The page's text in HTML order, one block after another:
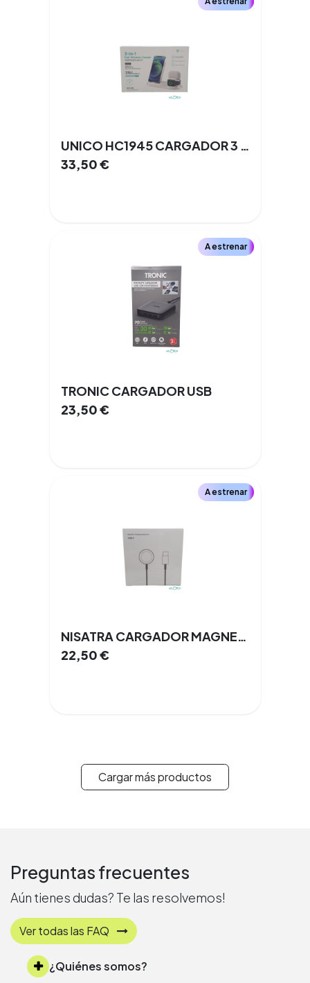
UNICO HC1945 CARGADOR 3 EN 1 INALAMBRICO
33,50€
A estrenar
TRONIC CARGADOR USB
23,50€
A estrenar
NISATRA CARGADOR MAGNETICO USB-C
22,50€
Cargar más productos
Preguntas frecuentes
Aún tienes dudas? Te las resolvemos!
Ver todas las FAQ
¿Quiénes somos?